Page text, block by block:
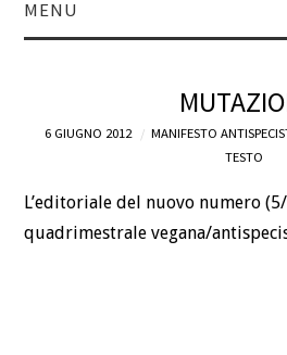
MENU
DEFINIZIONI
6 GIUGNO 2012 MANIFESTO
TESTO
L’editoriale del nuovo numero
quadrimestrale vegana/